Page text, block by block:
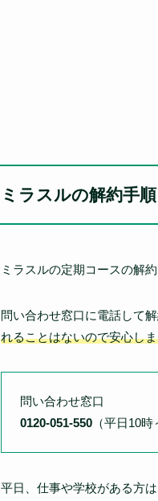
ミラスルの解約手順
ミラスルの定期コースの解
問い合わせ窓口に電話して
れることはないので安心し
問い合わせ窓口
0120-051-550（平日10時
平日、仕事や学校がある方